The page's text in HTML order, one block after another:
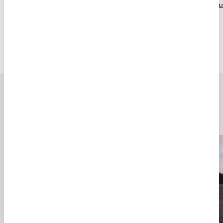
Guarda mi nombre, correo electrónico y web en este